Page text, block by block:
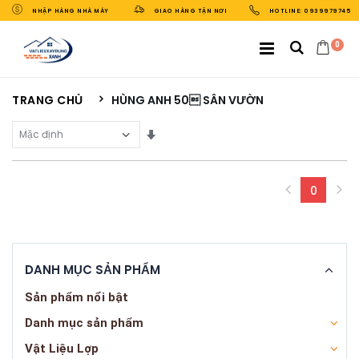
NHẬP HÀNG NHÀ MÁY GIAO HÀNG TẬN NƠI HOTLINE: 0939979745
0
TRANG CHỦ HÙNG ANH 50 SÂN VƯỜN
Sắp Xếp Theo
0
DANH MỤC SẢN PHẨM
Sản phẩm nổi bật
Danh mục sản phẩm
Vật Liệu Lợp